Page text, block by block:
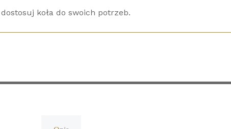
koła do swoich potrzeb.